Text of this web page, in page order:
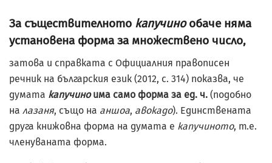
За съществителното капучинообаче няма
установена форма за множествено число,
затова и справката с Официалния правописен
речник на българския език (2012, с. 314) показва, че
думата капучиноима само форма за ед. ч. (подобно
на лазаня, също на аншоа, авокадо). Единствената
друга книжовна форма на думата е капучиното, т.е.
членуваната форма.